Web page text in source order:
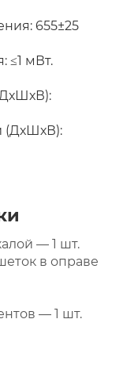
655±25
≤1 мВт.
(ДхШхВ):
— 1 шт.
в оправе
— 1 шт.